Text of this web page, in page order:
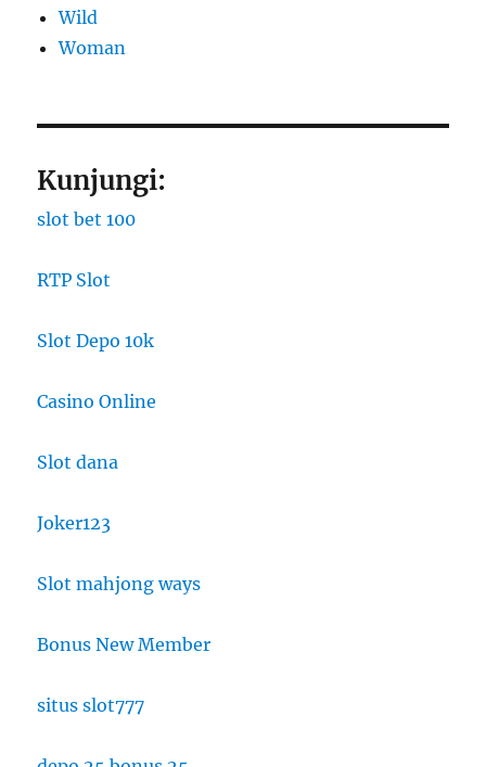
Wild
Woman
Kunjungi:
slot bet 100
RTP Slot
Slot Depo 10k
Casino Online
Slot dana
Joker123
Slot mahjong ways
Bonus New Member
situs slot777